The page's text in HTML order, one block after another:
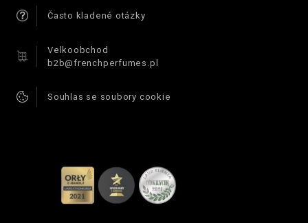
Často kladené otázky
Velkoobchod
b2b@frenchperfumes.pl
Souhlas se soubory cookie